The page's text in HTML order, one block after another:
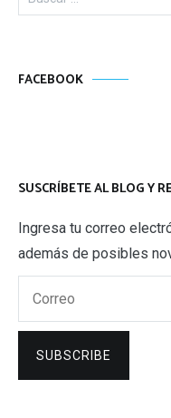
FACEBOOK
SUSCRÍBETE AL BLOG Y
Ingresa tu correo
además de posibles
SUBSCRIBE